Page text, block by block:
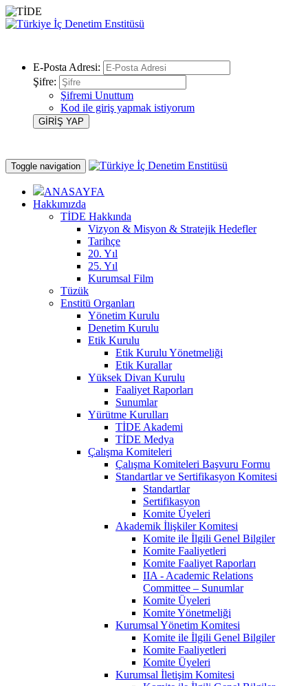
E-Posta Adresi:
Şifre:
Şifremi Unuttum
Kod ile giriş yapmak istiyorum
Toggle navigation
ANASAYFA
Hakkımızda
TİDE Hakkında
Vizyon & Misyon & Stratejik Hedefler
Tarihçe
20. Yıl
25. Yıl
Kurumsal Film
Tüzük
Enstitü Organları
Yönetim Kurulu
Denetim Kurulu
Etik Kurulu
Etik Kurulu Yönetmeliği
Etik Kurallar
Yüksek Divan Kurulu
Faaliyet Raporları
Sunumlar
Yürütme Kurulları
TİDE Akademi
TİDE Medya
Çalışma Komiteleri
Çalışma Komiteleri Başvuru Formu
Standartlar ve Sertifikasyon Komitesi
Standartlar
Sertifikasyon
Komite Üyeleri
Akademik İlişkiler Komitesi
Komite ile İlgili Genel Bilgiler
Komite Faaliyetleri
Komite Faaliyet Raporları
IIA - Academic Relations
Committee – Sunumlar
Komite Üyeleri
Komite Yönetmeliği
Kurumsal Yönetim Komitesi
Komite ile İlgili Genel Bilgiler
Komite Faaliyetleri
Komite Üyeleri
Kurumsal İletişim Komitesi